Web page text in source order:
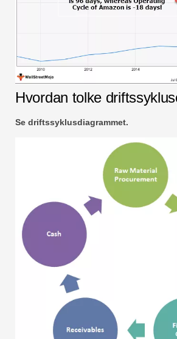
Hvordan tolke
Se driftssyklusdiagrammet.